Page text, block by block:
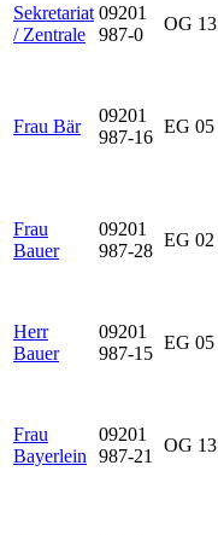
Sekretariat
/ Zentrale
09201
987-0
OG 13
Frau Bär
09201
987-16
EG 05
Frau
Bauer
09201
987-28
EG 02
Herr
Bauer
09201
987-15
EG 05
Frau
Bayerlein
09201
987-21
OG 13